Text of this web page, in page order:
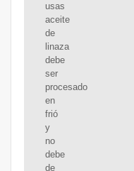
usas
aceite
de
linaza
debe
ser
procesado
en
frió
y
no
debe
de